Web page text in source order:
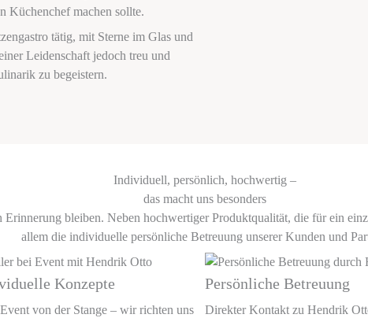
Küchenchef machen sollte.
tätig, mit Sterne im Glas und
Leidenschaft jedoch treu und
zu begeistern.
Individuell, persönlich, hochwertig –
das macht uns besonders
bleiben. Neben hochwertiger Produktqualität, die für ein
allem die individuelle persönliche Betreuung unserer Kunden und
Konzepte
von der Stange – wir richten uns
Persönliche Betreuung
Direkter Kontakt zu Hendrik